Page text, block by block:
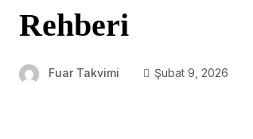
Rehberi
Fuar Takvimi Şubat 9, 2026